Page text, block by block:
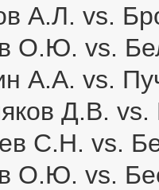
А.Л. vs.
О.Ю. vs.
А.А. vs.
Д.В.
С.Н. vs.
О.Ю. vs.